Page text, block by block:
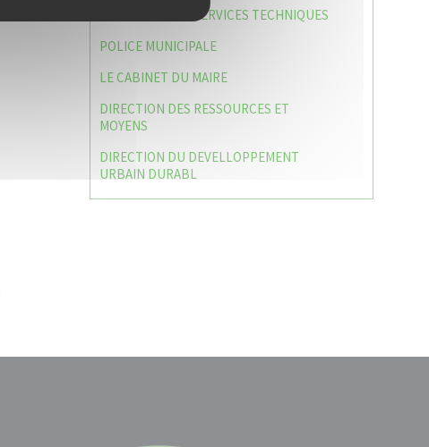
DIRECTION DES SERVICES TECHNIQUES
POLICE MUNICIPALE
LE CABINET DU MAIRE
DIRECTION DES RESSOURCES ET
MOYENS
DIRECTION DU DEVELLOPPEMENT
URBAIN DURABL